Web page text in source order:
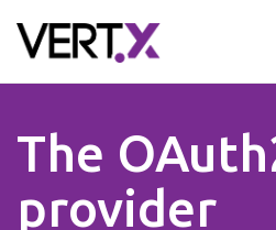
to
The
provider